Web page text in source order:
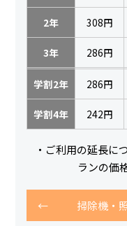
2年 308円
3年 286円
学割2年 286円
学割4年 242円
・ご利用の延長に
ランの価
掃除機・